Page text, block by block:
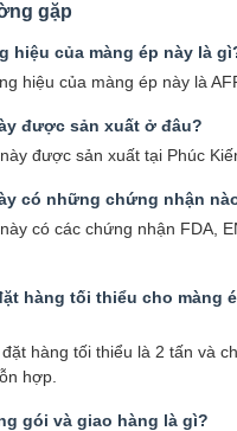
gặp
hiệu của màng ép này là
hiệu của màng ép này là
được sản xuất ở đâu?
được sản xuất tại Phúc
có những chứng nhận
có các chứng nhận FDA,
hàng tối thiểu cho màng
hàng tối thiểu là 2 tấn và
hợp.
gói và giao hàng là gì?